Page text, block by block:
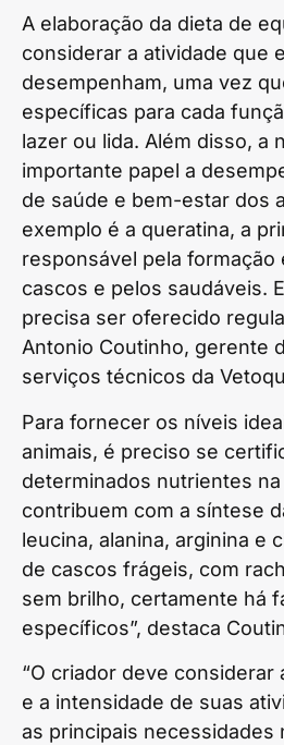
A elaboração da dieta de
considerar a atividade que
desempenham, uma vez
específicas para cada
lazer ou lida. Além disso, a
importante papel a
de saúde e bem-estar dos
exemplo é a queratina, a
responsável pela formação
cascos e pelos saudáveis.
precisa ser oferecido
Antonio Coutinho, gerente
serviços técnicos da
Para fornecer os níveis
animais, é preciso se
determinados nutrientes
contribuem com a síntese
leucina, alanina, arginina e
de cascos frágeis, com
sem brilho, certamente há
específicos”, destaca
“O criador deve considerar
e a intensidade de suas
as principais necessidades